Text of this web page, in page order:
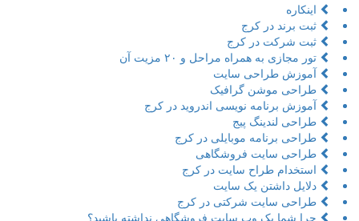
اینکاره
ثبت برند در کرج
ثبت شرکت در کرج
تور مجازی به همراه مراحل و ۲۰ مزیت آن
آموزش طراحی سایت
طراحی موشن گرافیک
آموزش برنامه نویسی اندروید در کرج
طراحی لندینگ پیج
طراحی برنامه موبایلی در کرج
طراحی سایت فروشگاهی
استخدام طراح سایت در کرج
دلایل داشتن یک سایت
طراحی سایت شرکتی در کرج
چرا شما یک وب سایت فروشگاهی نداشته باشید؟